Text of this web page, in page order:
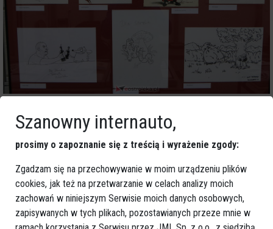
Szanowny internauto,
prosimy o zapoznanie się z treścią i wyrażenie zgody:
Zgadzam się na przechowywanie w moim urządzeniu plików
cookies, jak też na przetwarzanie w celach analizy moich
zachowań w niniejszym Serwisie moich danych osobowych,
zapisywanych w tych plikach, pozostawianych przeze mnie w